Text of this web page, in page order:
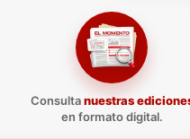
Consultanuestras
en formato digital.